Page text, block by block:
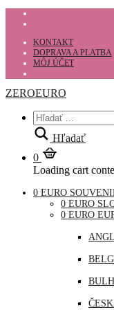
KONTAKT
DOPRAVA A PLATBA
MÔJ ÚČET
ZEROEURO
Hľadať
0
Loading cart
0 EURO
0 EURO
0 EURO